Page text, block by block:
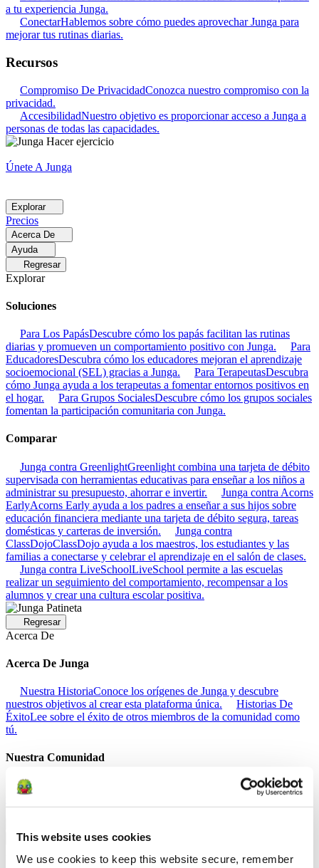
This website uses cookies
We use cookies to keep this website secure, remember
a tu experiencia Junga.
ConectarHablemos sobre cómo puedes aprovechar Junga para
mejorar tus rutinas diarias.
Recursos
Compromiso De PrivacidadConozca nuestro compromiso con la
privacidad.
AccesibilidadNuestro objetivo es proporcionar acceso a Junga a
personas de todas las capacidades.
Únete A Junga
Explorar
Precios
Acerca De
Ayuda
Regresar
Explorar
Soluciones
Para Los PapásDescubre cómo los papás facilitan las rutinas
diarias y promueven un comportamiento positivo con Junga.
Para
EducadoresDescubra cómo los educadores mejoran el aprendizaje
socioemocional (SEL) gracias a Junga.
Para TerapeutasDescubra
cómo Junga ayuda a los terapeutas a fomentar entornos positivos en
el hogar.
Para Grupos SocialesDescubre cómo los grupos sociales
fomentan la participación comunitaria con Junga.
Comparar
Junga contra GreenlightGreenlight combina una tarjeta de débito
supervisada con herramientas educativas para enseñar a los niños a
administrar su presupuesto, ahorrar e invertir.
Junga contra Acorns
EarlyAcorns Early ayuda a los padres a enseñar a sus hijos sobre
educación financiera mediante una tarjeta de débito segura, tareas
domésticas y carteras de inversión.
Junga contra
ClassDojoClassDojo ayuda a los maestros, los estudiantes y las
familias a conectarse y celebrar el aprendizaje en el salón de clases.
Junga contra LiveSchoolLiveSchool permite a las escuelas
realizar un seguimiento del comportamiento, recompensar a los
alumnos y crear una cultura escolar positiva.
Regresar
Acerca De
Acerca De Junga
Nuestra HistoriaConoce los orígenes de Junga y descubre
nuestros objetivos al crear esta plataforma única.
Historias De
ÉxitoLee sobre el éxito de otros miembros de la comunidad como
tú.
Nuestra Comunidad
Selfie Con Junga
Crea una selfie con Junga para compartirla con
tu comunidad.
Descubre qué hace que nuestra
plataforma sea tan especial.
Regresar